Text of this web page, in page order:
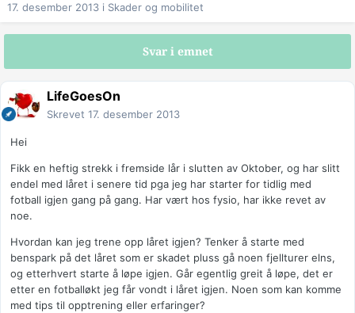
17. desember 2013 i Skader og mobilitet
Svar i emnet
LifeGoesOn
Skrevet 17. desember 2013
Hei
Fikk en heftig strekk i fremside lår i slutten av Oktober, og har slitt
endel med låret i senere tid pga jeg har starter for tidlig med
fotball igjen gang på gang. Har vært hos fysio, har ikke revet av
noe.
Hvordan kan jeg trene opp låret igjen? Tenker å starte med
benspark på det låret som er skadet pluss gå noen fjellturer elns,
og etterhvert starte å løpe igjen. Går egentlig greit å løpe, det er
etter en fotballøkt jeg får vondt i låret igjen. Noen som kan komme
med tips til opptrening eller erfaringer?